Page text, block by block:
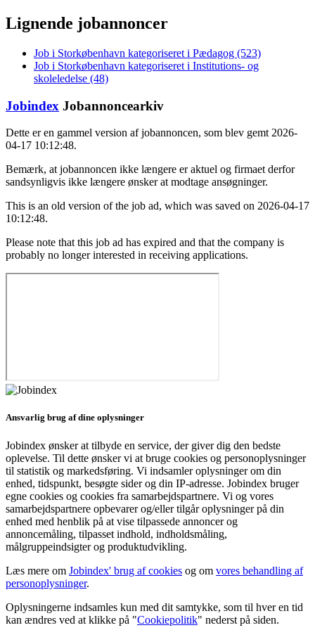
Lignende jobannoncer
Job i Storkøbenhavn kategoriseret i Pædagog (523)
Job i Storkøbenhavn kategoriseret i Institutions- og
skoleledelse (48)
Jobindex Jobannoncearkiv
Dette er en gammel version af jobannoncen, som blev gemt 2026-
04-17 10:12:48.
Bemærk, at jobannoncen ikke længere er aktuel og firmaet derfor
sandsynligvis ikke længere ønsker at modtage ansøgninger.
This is an old version of the job ad, which was saved on 2026-04-17
10:12:48.
Please note that this job ad has expired and that the company is
probably no longer interested in receiving applications.
Ansvarlig brug af dine oplysninger
Jobindex ønsker at tilbyde en service, der giver dig den bedste
oplevelse. Til dette ønsker vi at bruge cookies og personoplysninger
til statistik og markedsføring. Vi indsamler oplysninger om din
enhed, tidspunkt, besøgte sider og din IP-adresse. Jobindex bruger
egne cookies og cookies fra samarbejdspartnere. Vi og vores
samarbejdspartnere opbevarer og/eller tilgår oplysninger på din
enhed med henblik på at vise tilpassede annoncer og
annoncemåling, tilpasset indhold, indholdsmåling,
målgruppeindsigter og produktudvikling.
Læs mere om Jobindex' brug af cookies og om vores behandling af
personoplysninger.
Oplysningerne indsamles kun med dit samtykke, som til hver en tid
kan ændres ved at klikke på "Cookiepolitik" nederst på siden.